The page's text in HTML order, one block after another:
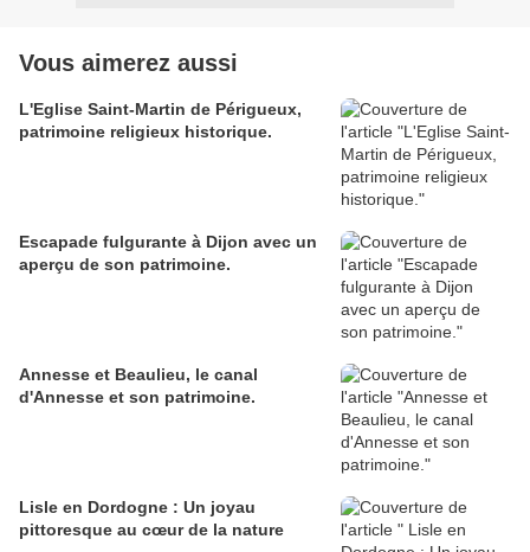
Vous aimerez aussi
L'Eglise Saint-Martin de Périgueux,
patrimoine religieux historique.
Escapade fulgurante à Dijon avec un
aperçu de son patrimoine.
Annesse et Beaulieu, le canal
d'Annesse et son patrimoine.
Lisle en Dordogne : Un joyau
pittoresque au cœur de la nature